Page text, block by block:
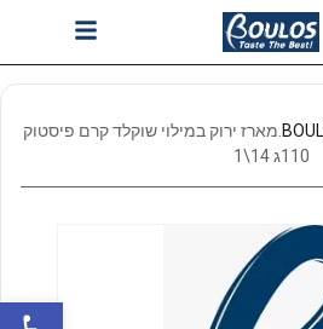
פתח
/ MELBON.מארז ירוק במילוי שוקלד קרם פיסטוק
110ג 14\1